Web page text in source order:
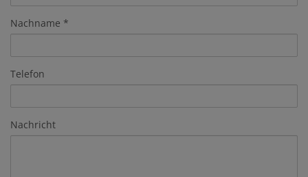
Nachname
Telefon
Nachricht